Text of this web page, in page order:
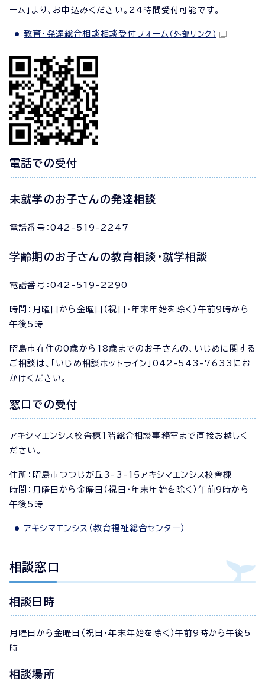
ーム」より、お申込みください。24時間受付可能です。
教育・発達総合相談相談受付フォーム （外部リンク）
電話での受付
未就学のお子さんの発達相談
電話番号：042-519-2247
学齢期のお子さんの教育相談・就学相談
電話番号：042-519-2290
時間：月曜日から金曜日（祝日・年末年始を除く）午前9時から
午後5時
昭島市在住の0歳から18歳までのお子さんの、いじめに関する
ご相談は、「いじめ相談ホットライン」042-543-7633にお
かけください。
窓口での受付
アキシマエンシス校舎棟1階総合相談事務室まで直接お越しく
ださい。
住所：昭島市つつじが丘3-3-15アキシマエンシス校舎棟
時間：月曜日から金曜日（祝日・年末年始を除く）午前9時から
午後5時
アキシマエンシス（教育福祉総合センター）
相談窓口
相談日時
月曜日から金曜日（祝日・年末年始を除く）午前9時から午後5
時
相談場所